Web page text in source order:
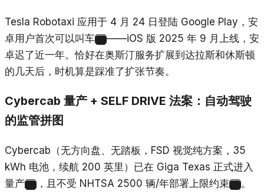
Tesla Robotaxi 应用于 4 月 24 日登陆 Google Play，安
卓用户首次可以叫车
——iOS 版 2025 年 9 月上线，安
卓迟了近一年。恰好在奥斯汀服务扩展到达拉斯和休斯顿
的几天后，时机算是踩准了扩张节奏。
Cybercab 量产 + SELF DRIVE 法案：自动驾驶
的监管拼图
Cybercab（无方向盘、无踏板，FSD 视觉纯方案，35
kWh 电池，续航 200 英里）已在 Giga Texas 正式进入
量产
，且不受 NHTSA 2500 辆/年部署上限约束 。